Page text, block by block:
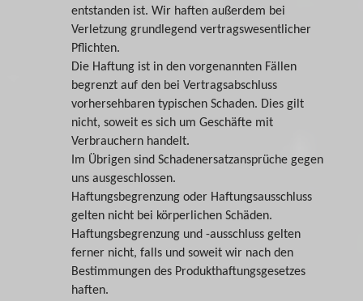
entstanden ist. Wir haften außerdem bei
Verletzung grundlegend vertragswesentlicher
Pflichten.
Die Haftung ist in den vorgenannten Fällen
begrenzt auf den bei Vertragsabschluss
vorhersehbaren typischen Schaden. Dies gilt
nicht, soweit es sich um Geschäfte mit
Verbrauchern handelt.
Im Übrigen sind Schadenersatzansprüche gegen
uns ausgeschlossen.
Haftungsbegrenzung oder Haftungsausschluss
gelten nicht bei körperlichen Schäden.
Haftungsbegrenzung und -ausschluss gelten
ferner nicht, falls und soweit wir nach den
Bestimmungen des Produkthaftungsgesetzes
haften.